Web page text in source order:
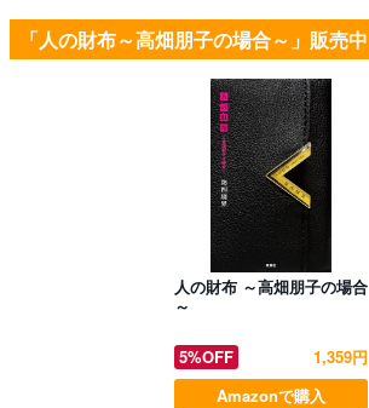
「人の財布～高畑朋子の場合～」販売中
人の財布 ～高畑朋子の場合
～
5%OFF
1,359円
Amazonで購入